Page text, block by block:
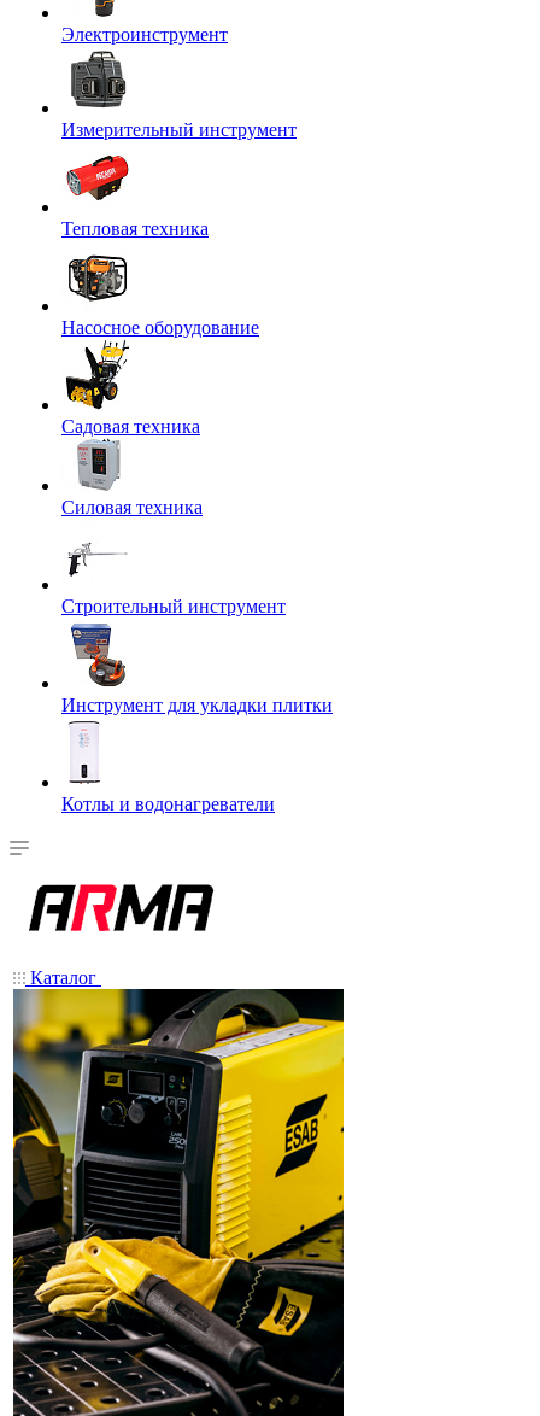
Электроинструмент
Измерительный инструмент
Тепловая техника
Насосное оборудование
Садовая техника
Силовая техника
Строительный инструмент
Инструмент для укладки плитки
Котлы и водонагреватели
Каталог